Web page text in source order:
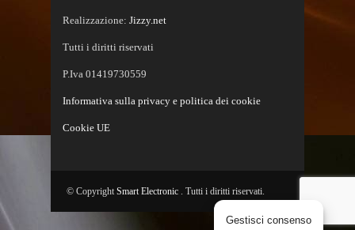
Realizzazione: Jizzy.net
Tutti i diritti riservati
P.Iva 01419730559
Informativa sulla privacy e politica dei cookie
Cookie UE
© Copyright Smart Electronic . Tutti i diritti riservati.
Gestisci consenso